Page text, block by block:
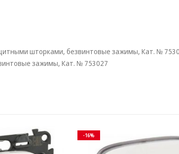
шторками, безвинтовые зажимы, Кат. №
зажимы, Кат. № 753027
-16%